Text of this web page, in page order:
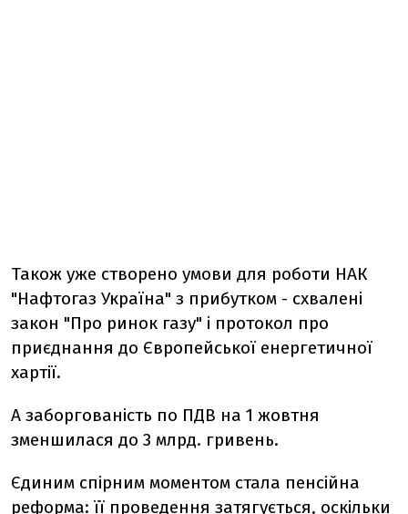
Також уже створено умови для роботи НАК
"Нафтогаз Україна" з прибутком - схвалені
закон "Про ринок газу" і протокол про
приєднання до Європейської енергетичної
хартії.
А заборгованість по ПДВ на 1 жовтня
зменшилася до 3 млрд. гривень.
Єдиним спірним моментом стала пенсійна
реформа: її проведення затягується, оскільки